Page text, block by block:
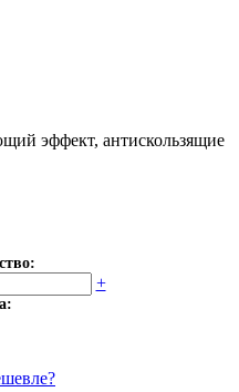
эффект, антискользящие
+